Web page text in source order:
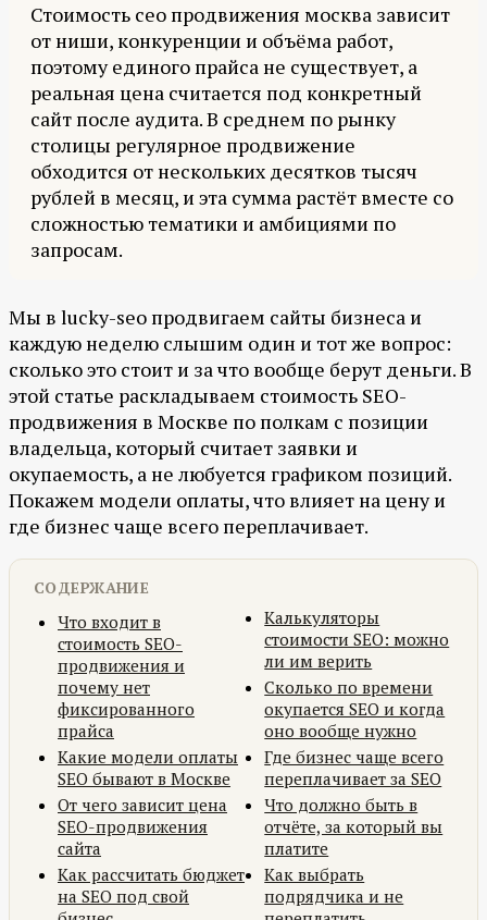
Стоимость сео продвижения москва зависит
от ниши, конкуренции и объёма работ,
поэтому единого прайса не существует, а
реальная цена считается под конкретный
сайт после аудита. В среднем по рынку
столицы регулярное продвижение
обходится от нескольких десятков тысяч
рублей в месяц, и эта сумма растёт вместе со
сложностью тематики и амбициями по
запросам.
Мы в lucky-seo продвигаем сайты бизнеса и
каждую неделю слышим один и тот же вопрос:
сколько это стоит и за что вообще берут деньги. В
этой статье раскладываем стоимость SEO-
продвижения в Москве по полкам с позиции
владельца, который считает заявки и
окупаемость, а не любуется графиком позиций.
Покажем модели оплаты, что влияет на цену и
где бизнес чаще всего переплачивает.
СОДЕРЖАНИЕ
Что входит в
стоимость SEO-
продвижения и
почему нет
фиксированного
прайса
Какие модели оплаты
SEO бывают в Москве
От чего зависит цена
SEO-продвижения
сайта
Как рассчитать бюджет
на SEO под свой
Калькуляторы
стоимости SEO: можно
ли им верить
Сколько по времени
окупается SEO и когда
оно вообще нужно
Где бизнес чаще всего
переплачивает за SEO
Что должно быть в
отчёте, за который вы
платите
Как выбрать
подрядчика и не